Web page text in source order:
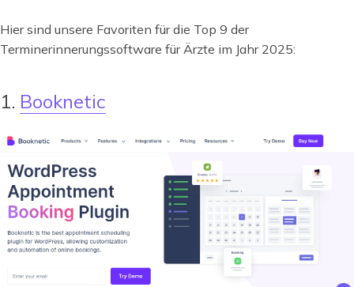
Hier sind unsere Favoriten für die Top 9 der
Terminerinnerungssoftware für Ärzte im Jahr 2025:
1. Booknetic